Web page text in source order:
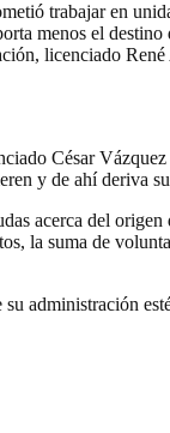
trabajar en
menos el
licenciado
César
y de ahí deriva
acerca del origen
la suma de
administración